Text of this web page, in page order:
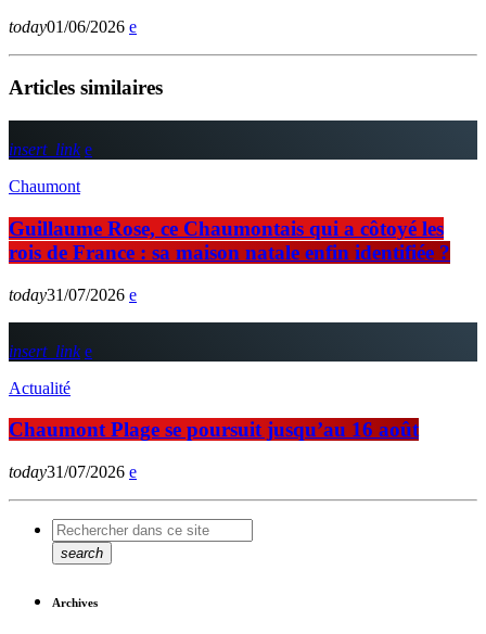
today01/06/2026
Articles similaires
insert_link
Chaumont
Guillaume Rose, ce Chaumontais qui a côtoyé les
rois de France : sa maison natale enfin identifiée ?
today31/07/2026
insert_link
Actualité
Chaumont Plage se poursuit jusqu’au 16 août
today31/07/2026
search
Archives